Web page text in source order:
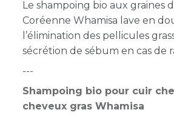
Le shampoing bio aux graines
Coréenne Whamisa lave en
l’élimination des pellicules
sécrétion de sébum en cas de
---
Shampoing bio pour cuir
cheveux gras Whamisa